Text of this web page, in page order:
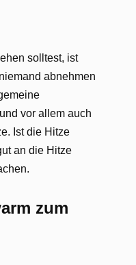
solltest, ist
abnehmen
vor allem auch
Ist die Hitze
an die Hitze
zum